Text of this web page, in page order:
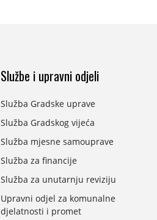
Službe i upravni odjeli
Služba Gradske uprave
Služba Gradskog vijeća
Služba mjesne samouprave
Služba za financije
Služba za unutarnju reviziju
Upravni odjel za komunalne
djelatnosti i promet